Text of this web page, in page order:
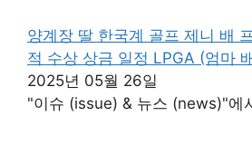
양계장 딸 한국계 골프 제니 배
적 수상 상금 일정 LPGA (엄마
2025년 05월 26일
"이슈 (issue) & 뉴스 (news)"에